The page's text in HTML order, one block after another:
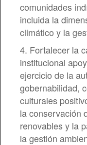
Codigo De
PLANES
Comisión de
comunidades
incluida la
climático y la
4. Fortalecer la
institucional
ejercicio de la
gobernabilidad,
culturales
la conservación
renovables y la
la gestión